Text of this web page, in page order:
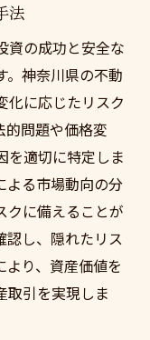
法
資の成功と安全な
。神奈川県の不動
化に応じたリスク
的問題や価格変
を適切に特定しま
よる市場動向の分
クに備えることが
認し、隠れたリス
り、資産価値を
取引を実現しま